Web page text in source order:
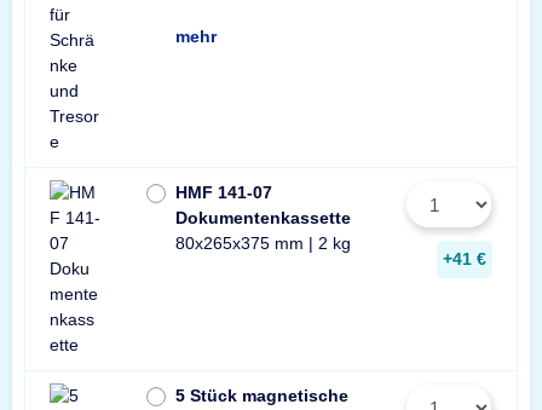
mehr
HMF 141-07
Dokumentenkassette
80x265x375 mm | 2 kg
+41 €
5 Stück magnetische